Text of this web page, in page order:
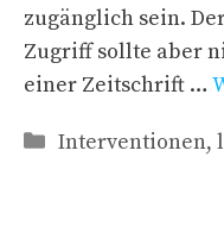
zugänglich sein.
Zugriff sollte aber
einer Zeitschrift …
Kategorien
Interventionen,